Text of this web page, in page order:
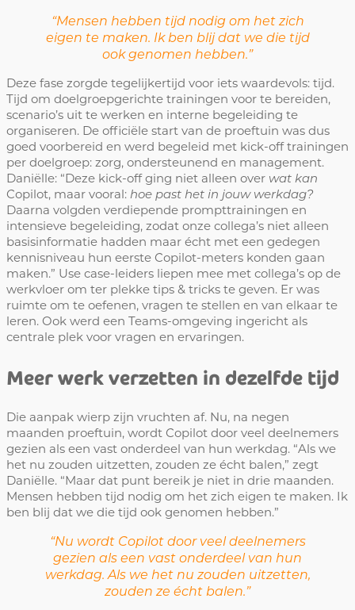
“Mensen hebben tijd nodig om het zich
eigen te maken. Ik ben blij dat we die tijd
ook genomen hebben.”
Deze fase zorgde tegelijkertijd voor iets waardevols: tijd.
Tijd om doelgroepgerichte trainingen voor te bereiden,
scenario’s uit te werken en interne begeleiding te
organiseren. De officiële start van de proeftuin was dus
goed voorbereid en werd begeleid met kick-off trainingen
per doelgroep: zorg, ondersteunend en management.
Daniëlle: “Deze kick-off ging niet alleen over wat kan
Copilot, maar vooral: hoe past het in jouw werkdag?
Daarna volgden verdiepende prompttrainingen en
intensieve begeleiding, zodat onze collega’s niet alleen
basisinformatie hadden maar écht met een gedegen
kennisniveau hun eerste Copilot-meters konden gaan
maken.” Use case-leiders liepen mee met collega’s op de
werkvloer om ter plekke tips & tricks te geven. Er was
ruimte om te oefenen, vragen te stellen en van elkaar te
leren. Ook werd een Teams-omgeving ingericht als
centrale plek voor vragen en ervaringen.
Meer werk verzetten in dezelfde tijd
Die aanpak wierp zijn vruchten af. Nu, na negen
maanden proeftuin, wordt Copilot door veel deelnemers
gezien als een vast onderdeel van hun werkdag. “Als we
het nu zouden uitzetten, zouden ze écht balen,” zegt
Daniëlle. “Maar dat punt bereik je niet in drie maanden.
Mensen hebben tijd nodig om het zich eigen te maken. Ik
ben blij dat we die tijd ook genomen hebben.”
“Nu wordt Copilot door veel deelnemers
gezien als een vast onderdeel van hun
werkdag. Als we het nu zouden uitzetten,
zouden ze écht balen.”